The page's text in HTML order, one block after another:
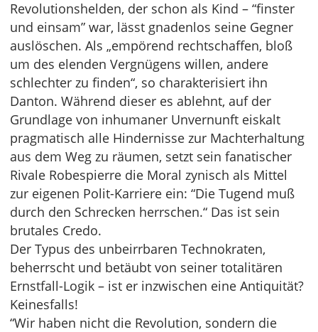
Revolutionshelden, der schon als Kind – “finster
und einsam” war, lässt gnadenlos seine Gegner
auslöschen. Als „empörend rechtschaffen, bloß
um des elenden Vergnügens willen, andere
schlechter zu finden“, so charakterisiert ihn
Danton. Während dieser es ablehnt, auf der
Grundlage von inhumaner Unvernunft eiskalt
pragmatisch alle Hindernisse zur Machterhaltung
aus dem Weg zu räumen, setzt sein fanatischer
Rivale Robespierre die Moral zynisch als Mittel
zur eigenen Polit-Karriere ein: “Die Tugend muß
durch den Schrecken herrschen.“ Das ist sein
brutales Credo.
Der Typus des unbeirrbaren Technokraten,
beherrscht und betäubt von seiner totalitären
Ernstfall-Logik – ist er inzwischen eine Antiquität?
Keinesfalls!
“Wir haben nicht die Revolution, sondern die